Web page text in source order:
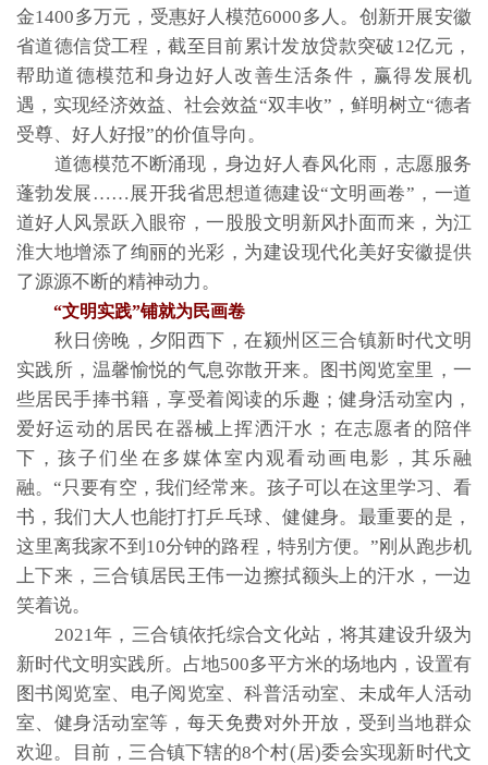
金1400多万元，受惠好人模范6000多人。创新开展安徽
省道德信贷工程，截至目前累计发放贷款突破12亿元，
帮助道德模范和身边好人改善生活条件，赢得发展机
遇，实现经济效益、社会效益“双丰收”，鲜明树立“德者
受尊、好人好报”的价值导向。
道德模范不断涌现，身边好人春风化雨，志愿服务
蓬勃发展……展开我省思想道德建设“文明画卷”，一道
道好人风景跃入眼帘，一股股文明新风扑面而来，为江
淮大地增添了绚丽的光彩，为建设现代化美好安徽提供
了源源不断的精神动力。
“文明实践”铺就为民画卷
秋日傍晚，夕阳西下，在颍州区三合镇新时代文明
实践所，温馨愉悦的气息弥散开来。图书阅览室里，一
些居民手捧书籍，享受着阅读的乐趣；健身活动室内，
爱好运动的居民在器械上挥洒汗水；在志愿者的陪伴
下，孩子们坐在多媒体室内观看动画电影，其乐融
融。“只要有空，我们经常来。孩子可以在这里学习、看
书，我们大人也能打打乒乓球、健健身。最重要的是，
这里离我家不到10分钟的路程，特别方便。”刚从跑步机
上下来，三合镇居民王伟一边擦拭额头上的汗水，一边
笑着说。
2021年，三合镇依托综合文化站，将其建设升级为
新时代文明实践所。占地500多平方米的场地内，设置有
图书阅览室、电子阅览室、科普活动室、未成年人活动
室、健身活动室等，每天免费对外开放，受到当地群众
欢迎。目前，三合镇下辖的8个村(居)委会实现新时代文